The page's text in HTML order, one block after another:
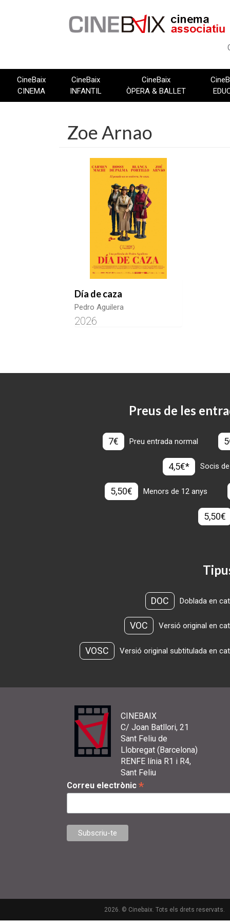
CineBaix
CINEMA
CineBaix
INFANTIL
CineBaix
ÒPERA & BALLET
Zoe Arnao
Día de caza
Pedro Aguilera
2026
Preus de les
7€ Preu entrada normal
4,5€* Socis
5,50€ Menors de 12 anys
5,50€
DOC Doblada en
VOC Versió original en
VOSC Versió original subtitulada en
CINEBAIX
C/ Joan Batllori, 21
Sant Feliu de
Llobregat (Barcelona)
RENFE línia R1 i R4,
Sant Feliu
Correu electrònic *
2026. © Cinebaix. Tots els drets reservats.